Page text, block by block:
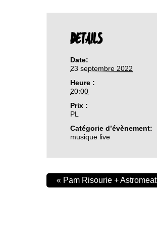
DETAILS
Date:
23 septembre 2022
Heure :
20:00
Prix :
PL
Catégorie d’évènement:
musique live
« Pam Risourie + Astromeat